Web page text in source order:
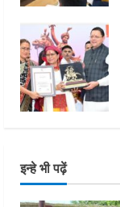
इन्हे भी पढ़ें